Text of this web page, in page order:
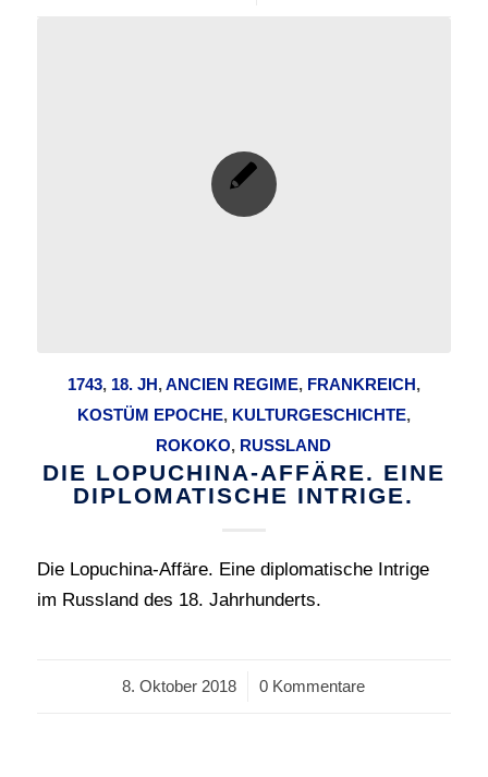
1743, 18. JH,ANCIEN REGIME, FRANKREICH,
KOSTÜM EPOCHE, KULTURGESCHICHTE,
ROKOKO, RUSSLAND
DIE LOPUCHINA-AFFÄRE. EINE
DIPLOMATISCHE INTRIGE.
Die Lopuchina-Affäre. Eine diplomatische Intrige
im Russland des 18. Jahrhunderts.
8. Oktober 2018
/ 0 Kommentare